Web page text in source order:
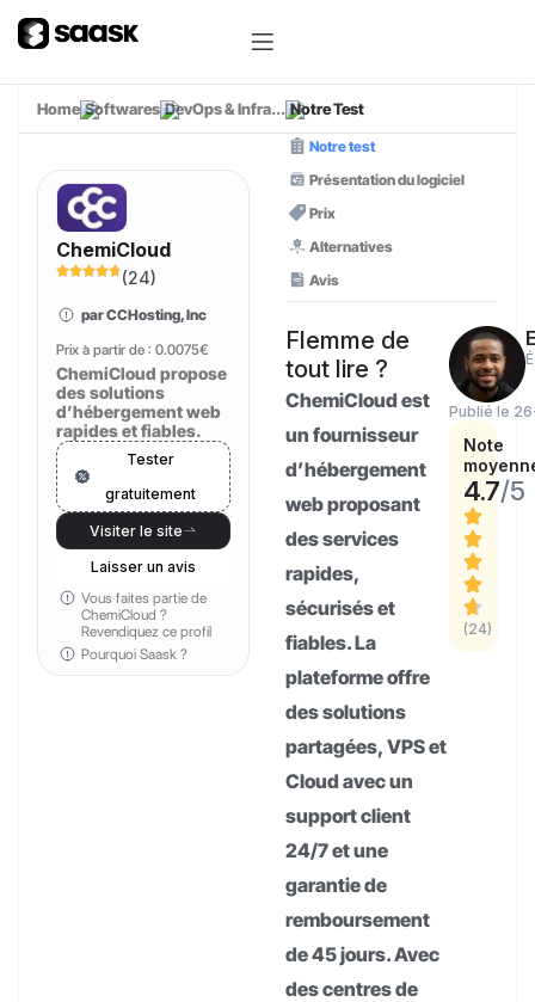
Home Softwares DevOps & Infra... Notre Test
ChemiCloud
(24)
par CCHosting, Inc
Prix à partir de : 0.0075€
ChemiCloud propose
des solutions
d’hébergement web
rapides et fiables.
Tester
gratuitement
Visiter le site
Laisser un avis
Vous faites partie de
ChemiCloud ?
Revendiquez ce profil
Pourquoi Saask ?
Notre test
Présentation du logiciel
Prix
Alternatives
Avis
Flemme de
tout lire ?
ChemiCloud est
un fournisseur
d’hébergement
web proposant
des services
rapides,
sécurisés et
fiables. La
plateforme offre
des solutions
partagées, VPS et
Cloud avec un
support client
24/7 et une
garantie de
remboursement
de 45 jours. Avec
des centres de
Publié le
Note
4.7/5
(24)